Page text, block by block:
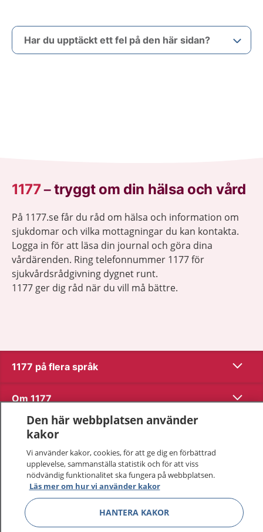
Har du upptäckt ett fel på den här sidan?
1177–tryggt om din hälsa och vård
På 1177.se får du råd om hälsa och information om
sjukdomar och vilka mottagningar du kan kontakta.
Logga in för att läsa din journal och göra dina
vårdärenden. Ring telefonnummer 1177 för
sjukvårdsrådgivning dygnet runt.
1177 ger dig råd när du vill må bättre.
1177 på flera språk Visa
Om 1177 Visa
Kontakt
Behandling av personuppgifter
Hantering av kakor
Den här webbplatsen använder
kakor
Vi använder kakor, cookies, för att ge dig en förbättrad
upplevelse, sammanställa statistik och för att viss
nödvändig funktionalitet ska fungera på webbplatsen.
Läs mer om hur vi använder kakor
HANTERA KAKOR